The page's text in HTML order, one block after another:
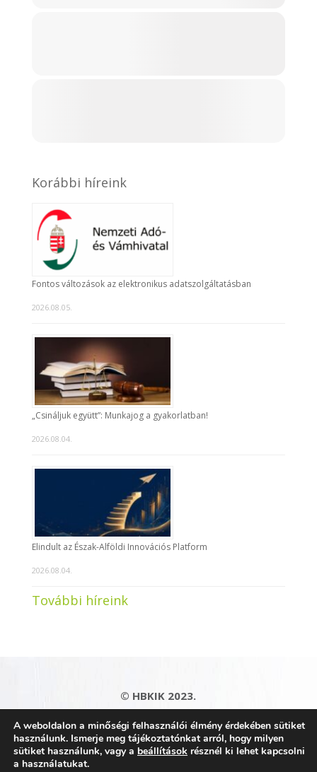
Korábbi híreink
Fontos változások az elektronikus adatszolgáltatásban
2026.08.05.
„Csináljuk együtt”: Munkajog a gyakorlatban!
2026.08.04.
Elindult az Észak-Alföldi Innovációs Platform
2026.08.04.
További híreink
© HBKIK 2023.
Adatkezelési tájékoztató|Impresszum|
Kapcsolat|Honlaptérkép
A weboldalon a minőségi felhasználói élmény érdekében sütiket
használunk. Ismerje meg tájékoztatónkat arról, hogy milyen
sütiket használunk, vagy a beállítások résznél ki lehet kapcsolni
a használatukat.